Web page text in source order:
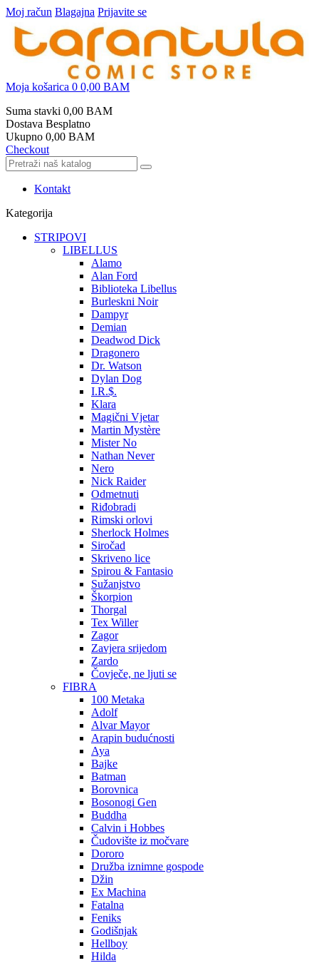
Moj račun Blagajna Prijavite se
Moja košarica 0 0,00 BAM
Suma stavki 0,00 BAM
Dostava Besplatno
Ukupno 0,00 BAM
Checkout
Kontakt
Kategorija
STRIPOVI
LIBELLUS
Alamo
Alan Ford
Biblioteka Libellus
Burleskni Noir
Dampyr
Demian
Deadwod Dick
Dragonero
Dr. Watson
Dylan Dog
I.R.$.
Klara
Magični Vjetar
Martin Mystère
Mister No
Nathan Never
Nero
Nick Raider
Odmetnuti
Riđobradi
Rimski orlovi
Sherlock Holmes
Siročad
Skriveno lice
Spirou & Fantasio
Sužanjstvo
Škorpion
Thorgal
Tex Willer
Zagor
Zavjera srijedom
Zardo
Čovječe, ne ljuti se
FIBRA
100 Metaka
Adolf
Alvar Mayor
Arapin budućnosti
Aya
Bajke
Batman
Borovnica
Bosonogi Gen
Buddha
Calvin i Hobbes
Čudovište iz močvare
Dororo
Družba iznimne gospode
Džin
Ex Machina
Fatalna
Feniks
Godišnjak
Hellboy
Hilda